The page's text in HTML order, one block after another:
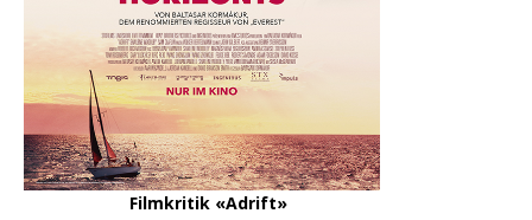
Filmkritik «Adrift»